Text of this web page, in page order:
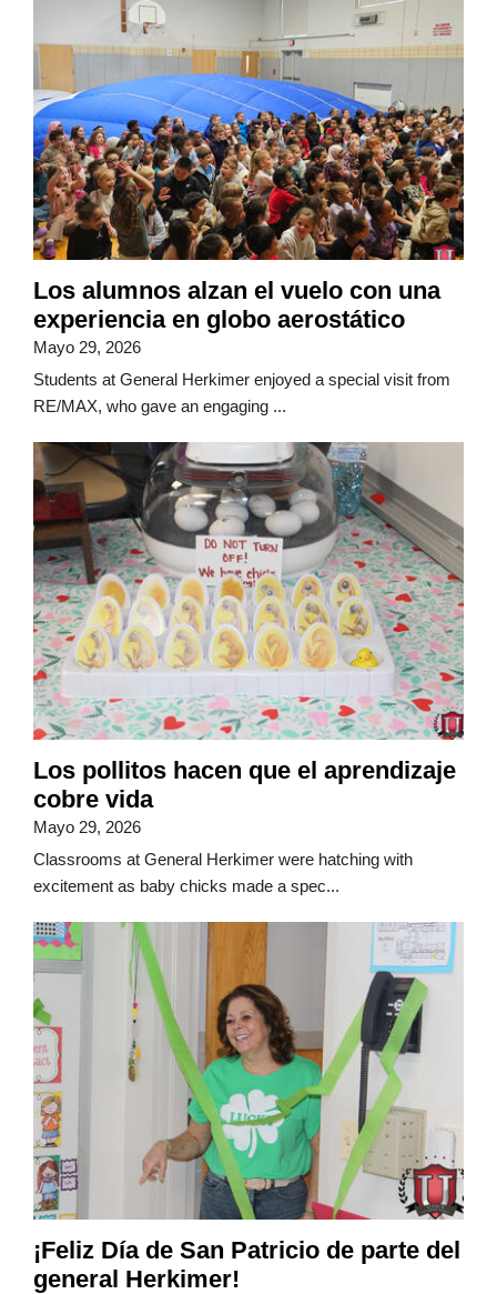
Los alumnos alzan el vuelo con una
experiencia en globo aerostático
Mayo 29, 2026
Students at General Herkimer enjoyed a special visit from
RE/MAX, who gave an engaging ...
Los pollitos hacen que el aprendizaje
cobre vida
Mayo 29, 2026
Classrooms at General Herkimer were hatching with
excitement as baby chicks made a spec...
¡Feliz Día de San Patricio de parte del
general Herkimer!